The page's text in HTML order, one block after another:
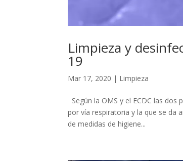
Limpieza y
19
Mar 17, 2020 | Limpieza
Según la OMS y el ECDC las
por vía respiratoria y la que se da
de medidas de higiene...